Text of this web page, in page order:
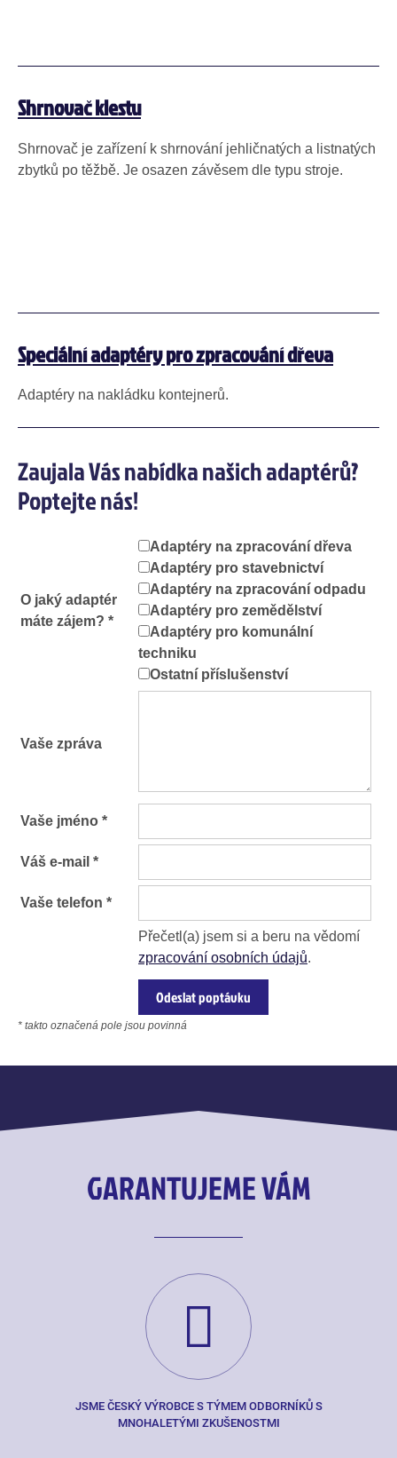
Shrnovač klestu
Shrnovač je zařízení k shrnování jehličnatých a listnatých
zbytků po těžbě. Je osazen závěsem dle typu stroje.
Speciální adaptéry pro zpracování dřeva
Adaptéry na nakládku kontejnerů.
Zaujala Vás nabídka našich adaptérů?
Poptejte nás!
O jaký adaptér
máte zájem? *
Adaptéry na zpracování dřeva
Adaptéry pro stavebnictví
Adaptéry na zpracování odpadu
Adaptéry pro zemědělství
Adaptéry pro komunální
techniku
Ostatní příslušenství
Vaše zpráva
Vaše jméno *
Váš e-mail *
Vaše telefon *
Přečetl(a) jsem si a beru na vědomí
zpracování osobních údajů.
* takto označená pole jsou povinná
GARANTUJEME VÁM
JSME ČESKÝ VÝROBCE S TÝMEM ODBORNÍKŮ S
MNOHALETÝMI ZKUŠENOSTMI